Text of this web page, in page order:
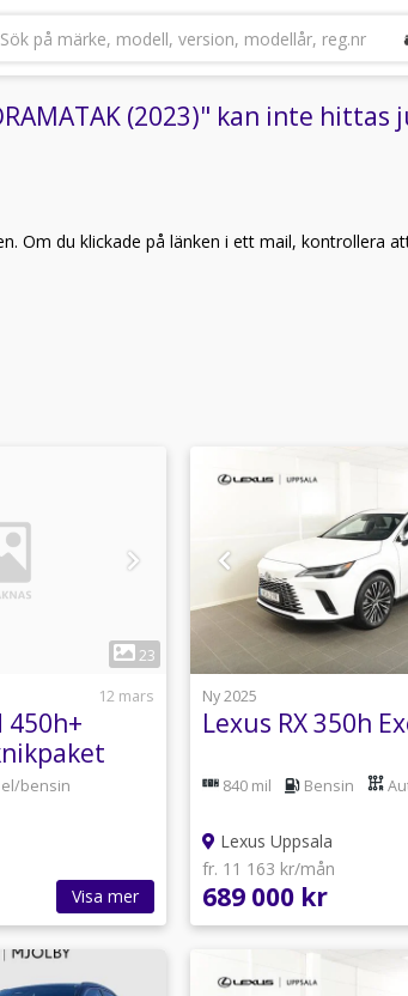
Sök på märke, modell, version, modellår, reg.nr
(2023)" kan inte hittas
Om du klickade på länken i ett mail, kontrollera
23
12 mars
450h+
In
bensin
Visa mer
1
Ny 2025
Lexus RX 350h
840 mil Bensin
Lexus Uppsala
fr. 11 163 kr/mån
689 000 kr